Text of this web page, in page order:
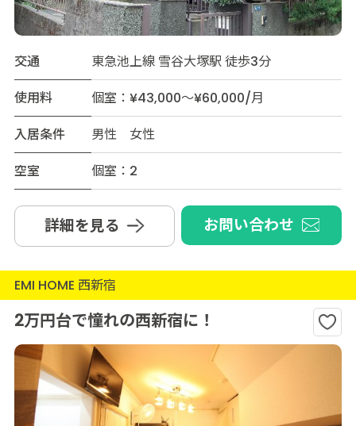
交通
東急池上線 雪谷大塚駅 徒歩3分
使用料
個室：¥43,000～¥60,000/月
入居条件
男性 女性
空室
個室：2
詳細を見る お問い合わせ
EMI HOME 西新宿
2万円台で憧れの西新宿に！